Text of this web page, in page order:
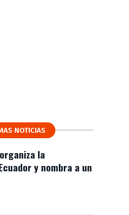
NOTICIAS
la
y nombra a un